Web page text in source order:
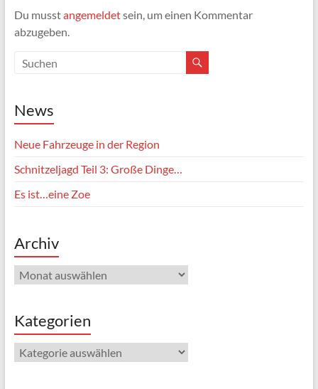
Du musstangemeldetsein, um einen Kommentar
abzugeben.
News
Neue Fahrzeuge in der Region
Schnitzeljagd Teil 3: Große Dinge…
Es ist…eine Zoe
Archiv
Archiv
Kategorien
Kategorien